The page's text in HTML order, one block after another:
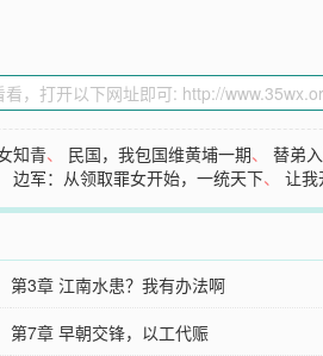
知青、 民国，我包国维黄埔一期、替弟
边军：从领取罪女开始，一统天下、让我
第3章 江南水患？我有办法啊
第7章 早朝交锋，以工代赈